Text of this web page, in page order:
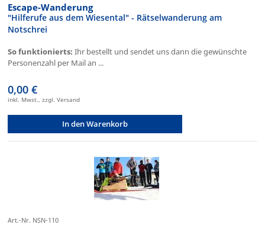
Escape-Wanderung
"Hilferufe aus dem Wiesental" - Rätselwanderung am
Notschrei
So funktionierts: Ihr bestellt und sendet uns dann die gewünschte
Personenzahl per Mail an ...
0,00 €
inkl. Mwst., zzgl. Versand
In den Warenkorb
Art.-Nr. NSN-110